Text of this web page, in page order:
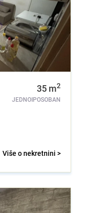
35 m2
JEDNOIPOSOBAN
Više o nekretnini >